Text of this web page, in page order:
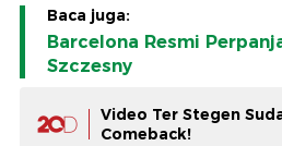
Baca juga:
Barcelona Resmi
Szczesny
Video Ter Stegen
Comeback!